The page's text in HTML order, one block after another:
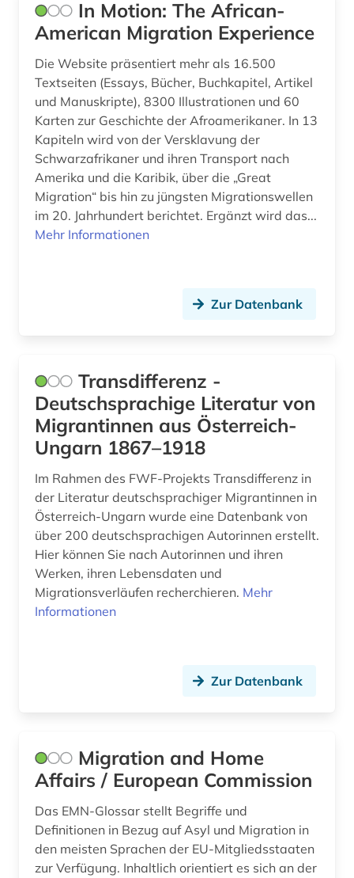
In Motion: The African-
American Migration Experience
Die Website präsentiert mehr als 16.500
Textseiten (Essays, Bücher, Buchkapitel, Artikel
und Manuskripte), 8300 Illustrationen und 60
Karten zur Geschichte der Afroamerikaner. In 13
Kapiteln wird von der Versklavung der
Schwarzafrikaner und ihren Transport nach
Amerika und die Karibik, über die „Great
Migration“ bis hin zu jüngsten Migrationswellen
im 20. Jahrhundert berichtet. Ergänzt wird das...
Mehr Informationen
Zur Datenbank
Transdifferenz -
Deutschsprachige Literatur von
Migrantinnen aus Österreich-
Ungarn 1867–1918
Im Rahmen des FWF-Projekts Transdifferenz in
der Literatur deutschsprachiger Migrantinnen in
Österreich-Ungarn wurde eine Datenbank von
über 200 deutschsprachigen Autorinnen erstellt.
Hier können Sie nach Autorinnen und ihren
Werken, ihren Lebensdaten und
Migrationsverläufen recherchieren. Mehr
Informationen
Zur Datenbank
Migration and Home
Affairs / European Commission
Das EMN-Glossar stellt Begriffe und
Definitionen in Bezug auf Asyl und Migration in
den meisten Sprachen der EU-Mitgliedsstaaten
zur Verfügung. Inhaltlich orientiert es sich an der